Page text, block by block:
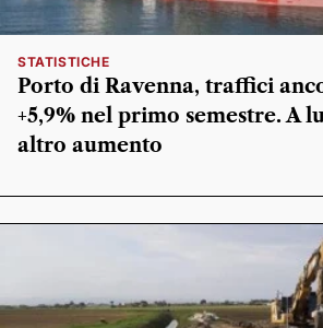
STATISTICHE
Porto di Ravenna, traffici
+5,9% nel primo semestre. A
altro aumento